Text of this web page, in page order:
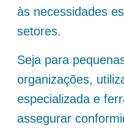
às necessidades
setores.
Seja para
organizações,
especializada e
assegurar